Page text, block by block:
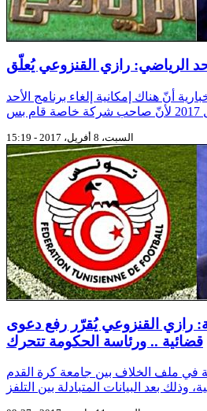
الرياضي: رازي القنزوعي يُعلّق
أنّ هناك إمكانية إلغاء برنامج الأحد
السبت، 8 أفريل، 2017 - 15:19
رازي القنزوعي يُقرّر رفع دعوى
قضائية .. ورئاسة الحكومة تتحرك
في ملف الخلاف بين جامعة كرة القدم